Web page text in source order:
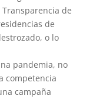
de
de
o lo
pandemia, no
competencia
campaña